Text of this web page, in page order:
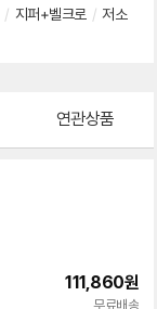
/ 지퍼+벨크로 / 저소
연관상품
111,860원
무료배송